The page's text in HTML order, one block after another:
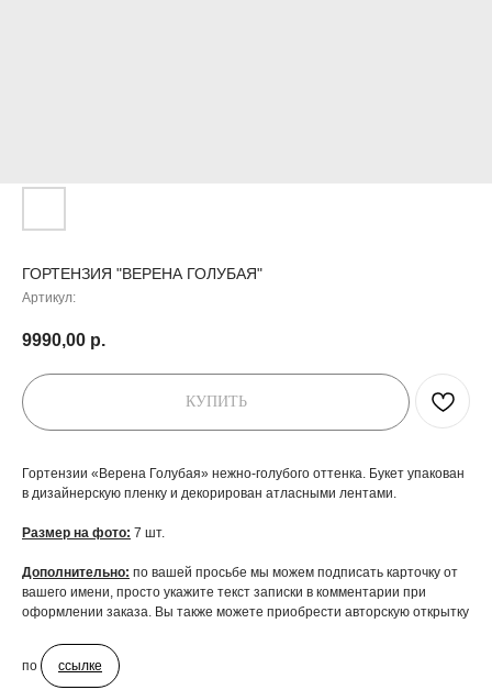
ГОРТЕНЗИЯ "ВЕРЕНА ГОЛУБАЯ"
Артикул:
9990,00 р.
КУПИТЬ
Гортензии «Верена Голубая» нежно-голубого оттенка. Букет упакован
в дизайнерскую пленку и декорирован атласными лентами.
Размер на фото: 7 шт.
Дополнительно: по вашей просьбе мы можем подписать карточку от
вашего имени, просто укажите текст записки в комментарии при
оформлении заказа. Вы также можете приобрести авторскую открытку
по ссылке